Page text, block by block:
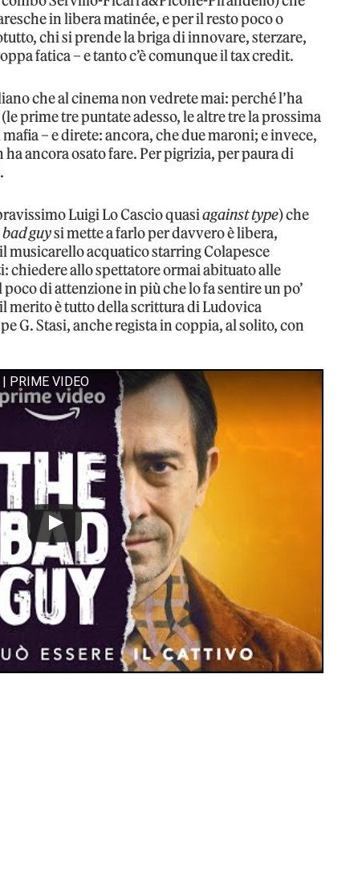
in libera matinée, e per il resto poco o
chi si prende la briga di innovare, sterzare,
fatica – e tanto c’è comunque il tax credit.
che al cinema non vedrete mai: perché l’ha
prime tre puntate adesso, le altre tre la prossima
– e direte: ancora, che due maroni; e invece,
ancora osato fare. Per pigrizia, per paura di
Luigi Lo Cascio quasiagainst type) che
bad guysi mette a farlo per davvero è libera,
musicarello acquatico starring Colapesce
chiedere allo spettatore ormai abituato alle
di attenzione in più che lo fa sentire un po’
merito è tutto della scrittura di Ludovica
G. Stasi, anche regista in coppia, al solito, con
PRIME VIDEO